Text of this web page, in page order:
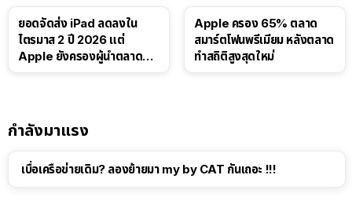
ยอดจัดส่ง iPad ลดลงใน
ไตรมาส 2 ปี 2026 แต่
Apple ยังครองผู้นำตลาด
Apple ครอง 65% ตลาด
สมาร์ตโฟนพรีเมียม หลังตลาด
ทำสถิติสูงสุดใหม่
กำลังมาแรง
เบื่อเครือข่ายเดิม? ลองย้ายมา my by CAT กันเถอะ !!!